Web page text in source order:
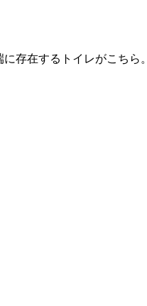
存在するトイレがこちら。